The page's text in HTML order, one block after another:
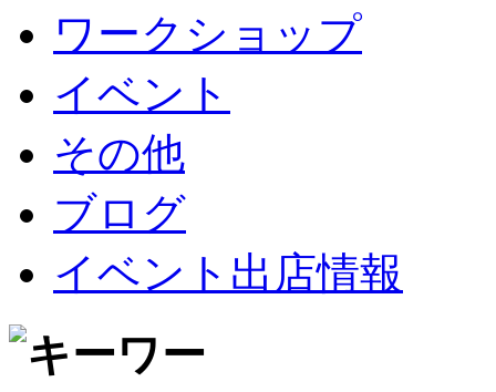
ワークショップ
イベント
その他
ブログ
イベント出店情報